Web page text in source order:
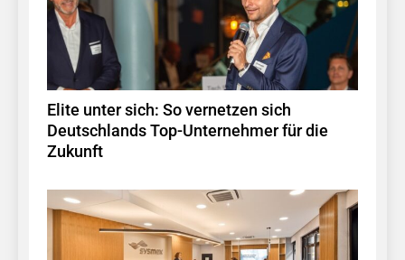
Elite unter sich: So vernetzen sich
Deutschlands Top-Unternehmer für die
Zukunft